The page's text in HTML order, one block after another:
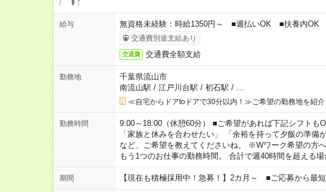
給与 無資格未経験：時給1350円～ ■週払いOK ■扶養内OK
交通費別途支給あり
交通費 交通費全額支給
勤務地
千葉県流山市
南流山駅 / 江戸川台駅 / 初石駅 /
≪自宅からドアtoドアで30分以内！≫ご希望の勤務地を紹介
勤務時間
9:00～18:00（休憩60分） ■ご希望があれば下記シフトも
「家族と休みを合わせたい」 「余裕を持って夕飯の準備
など、ご希望を教えてくださいね。 ※Wワーク希望の方
もう1つのお仕事の勤務時間。 合計で週40時間を超える場
期間 【現在も積極採用中！急募！】2カ月～ ■ご応募から最